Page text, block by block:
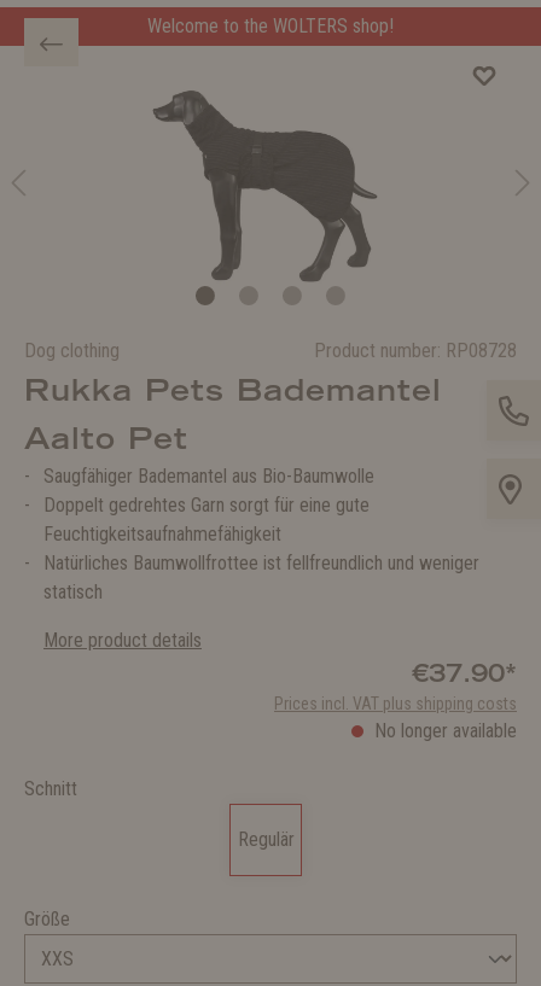
Welcome to the WOLTERS shop!
Dog clothing Product number: RP08728
Rukka Pets Bademantel
Aalto Pet
Saugfähiger Bademantel aus Bio-Baumwolle
Doppelt gedrehtes Garn sorgt für eine gute
Feuchtigkeitsaufnahmefähigkeit
Natürliches Baumwollfrottee ist fellfreundlich und weniger
statisch
More product details
€37.90*
Prices incl. VAT plus shipping costs
No longer available
Schnitt
Regulär
Größe